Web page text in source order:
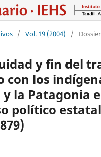
/ Vol. 19 (2004) / Dossier
y fin del
con los
y la Patagonia
político